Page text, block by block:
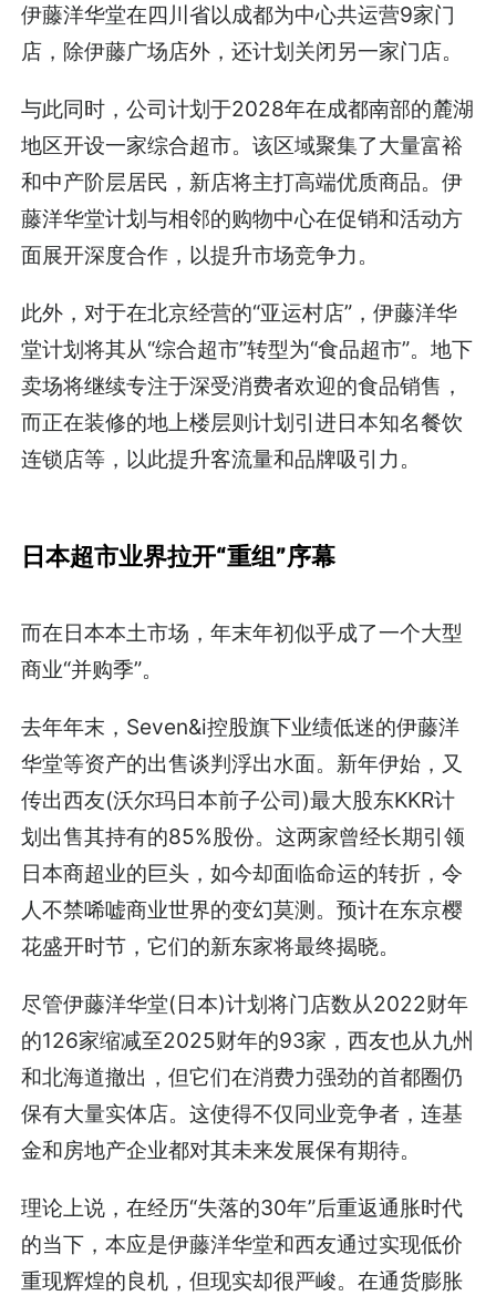
伊藤洋华堂在四川省以成都为中心共运营9家门
店，除伊藤广场店外，还计划关闭另一家门店。
与此同时，公司计划于2028年在成都南部的麓湖
地区开设一家综合超市。该区域聚集了大量富裕
和中产阶层居民，新店将主打高端优质商品。伊
藤洋华堂计划与相邻的购物中心在促销和活动方
面展开深度合作，以提升市场竞争力。
此外，对于在北京经营的“亚运村店”，伊藤洋华
堂计划将其从“综合超市”转型为“食品超市”。地下
卖场将继续专注于深受消费者欢迎的食品销售，
而正在装修的地上楼层则计划引进日本知名餐饮
连锁店等，以此提升客流量和品牌吸引力。
日本超市业界拉开“重组”序幕
而在日本本土市场，年末年初似乎成了一个大型
商业“并购季”。
去年年末，Seven&i控股旗下业绩低迷的伊藤洋
华堂等资产的出售谈判浮出水面。新年伊始，又
传出西友(沃尔玛日本前子公司)最大股东KKR计
划出售其持有的85%股份。这两家曾经长期引领
日本商超业的巨头，如今却面临命运的转折，令
人不禁唏嘘商业世界的变幻莫测。预计在东京樱
花盛开时节，它们的新东家将最终揭晓。
尽管伊藤洋华堂(日本)计划将门店数从2022财年
的126家缩减至2025财年的93家，西友也从九州
和北海道撤出，但它们在消费力强劲的首都圈仍
保有大量实体店。这使得不仅同业竞争者，连基
金和房地产企业都对其未来发展保有期待。
理论上说，在经历“失落的30年”后重返通胀时代
的当下，本应是伊藤洋华堂和西友通过实现低价
重现辉煌的良机，但现实却很严峻。在通货膨胀